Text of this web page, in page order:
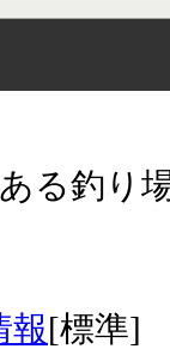
る釣り
報[標準]